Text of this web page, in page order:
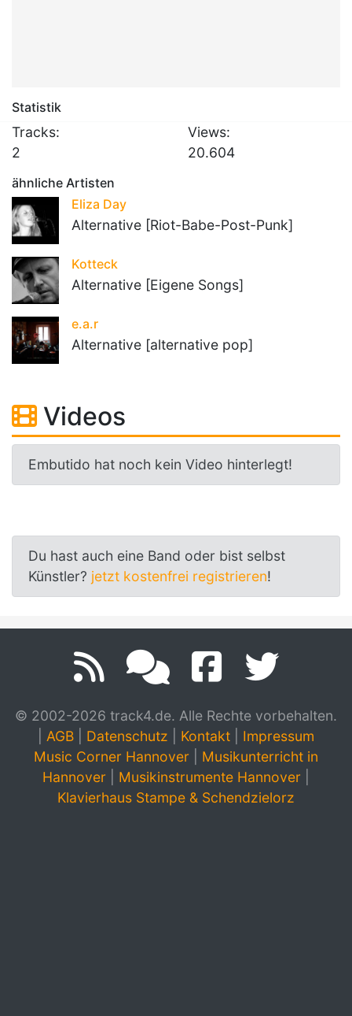
Statistik
Tracks:
2
Views:
20.604
ähnliche Artisten
Eliza Day
Alternative [Riot-Babe-Post-Punk]
Kotteck
Alternative [Eigene Songs]
e.a.r
Alternative [alternative pop]
Videos
Embutido hat noch kein Video hinterlegt!
Du hast auch eine Band oder bist selbst
Künstler? jetzt kostenfrei registrieren!
© 2002-2026 track4.de. Alle Rechte vorbehalten.
AGB Datenschutz Kontakt
Impressum
Music Corner Hannover
Musikunterricht in
Hannover
Musikinstrumente Hannover
Klavierhaus Stampe & Schendzielorz